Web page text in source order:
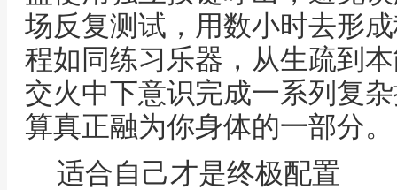
场反复测试，用数小时去形
程如同练习乐器，从生疏到
交火中下意识完成一系列复
算真正融为你身体的一部分。
适合自己才是终极配置